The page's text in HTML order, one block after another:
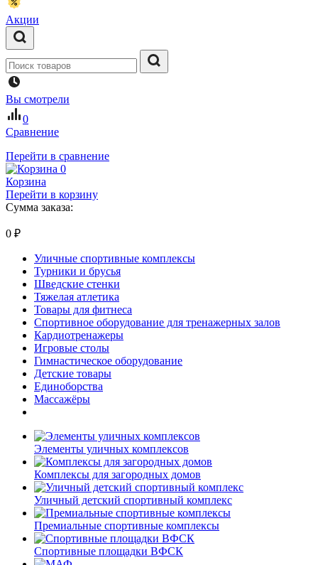
Акции
Вы смотрели
0
Сравнение
Перейти в сравнение
0
Корзина
Перейти в корзину
Сумма заказа:
0 ₽
Уличные спортивные комплексы
Турники и брусья
Шведские стенки
Тяжелая атлетика
Товары для фитнеса
Спортивное оборудование для тренажерных залов
Кардиотренажеры
Игровые столы
Гимнастическое оборудование
Детские товары
Единоборства
Массажёры
Элементы уличных комплексов
Комплексы для загородных домов
Уличный детский спортивный комплекс
Премиальные спортивные комплексы
Спортивные площадки ВФСК